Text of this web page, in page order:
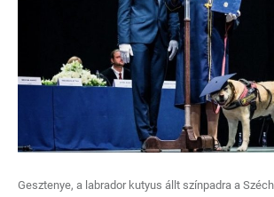
Gesztenye, a labrador kutyus állt színpadra a